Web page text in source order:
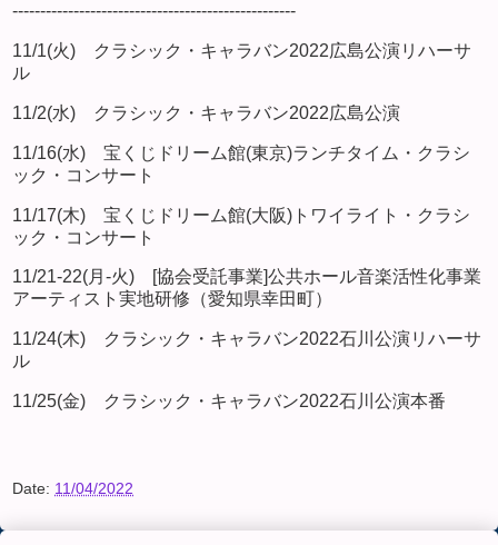
---------------------------------------------------
11/1(火) クラシック・キャラバン2022広島公演リハーサ
ル
11/2(水) クラシック・キャラバン2022広島公演
11/16(水) 宝くじドリーム館(東京)ランチタイム・クラシ
ック・コンサート
11/17(木) 宝くじドリーム館(大阪)トワイライト・クラシ
ック・コンサート
11/21-22(月-火) [協会受託事業]公共ホール音楽活性化事業
アーティスト実地研修（愛知県幸田町）
11/24(木) クラシック・キャラバン2022石川公演リハーサ
ル
11/25(金) クラシック・キャラバン2022石川公演本番
Date: 11/04/2022